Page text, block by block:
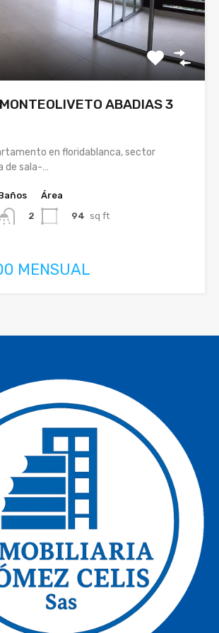
ABADIAS 3
en floridablanca, sector
de sala-…
2
Área
94 sq ft
MENSUAL